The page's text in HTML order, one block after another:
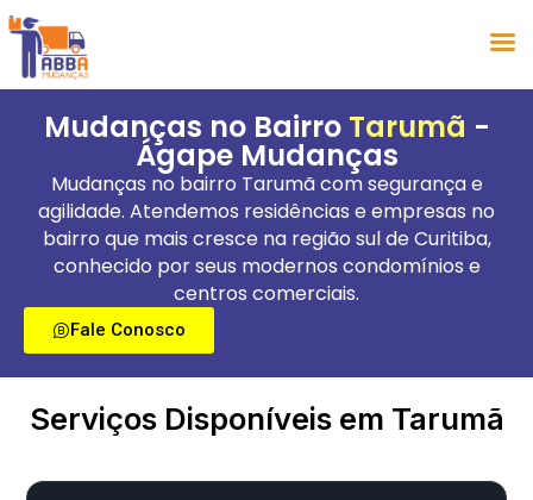
Mudanças no Bairro Tarumã -
Ágape Mudanças
Mudanças no bairro Tarumã com segurança e
agilidade. Atendemos residências e empresas no
bairro que mais cresce na região sul de Curitiba,
conhecido por seus modernos condomínios e
centros comerciais.
Fale Conosco
Serviços Disponíveis em Tarumã